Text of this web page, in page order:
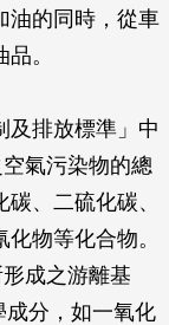
油的同時，從車
。
及排放標準」中
氣污染物的總
、二硫化碳、
物等化合物。
成之游離基
成分，如一氧化